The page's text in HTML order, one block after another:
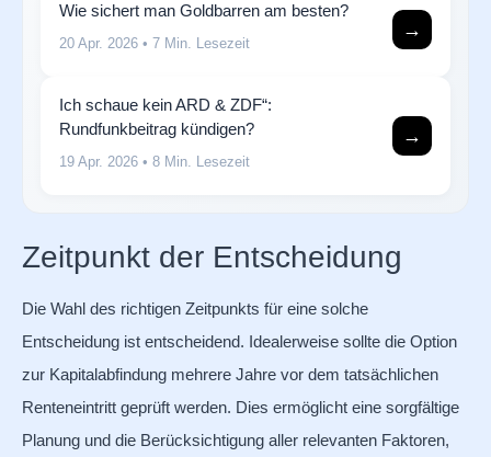
Wie sichert man Goldbarren am besten?
20 Apr. 2026 • 7 Min. Lesezeit
→
Ich schaue kein ARD & ZDF“:
Rundfunkbeitrag kündigen?
19 Apr. 2026 • 8 Min. Lesezeit
→
Zeitpunkt der Entscheidung
Die Wahl des richtigen Zeitpunkts für eine solche
Entscheidung ist entscheidend. Idealerweise sollte die Option
zur Kapitalabfindung mehrere Jahre vor dem tatsächlichen
Renteneintritt geprüft werden. Dies ermöglicht eine sorgfältige
Planung und die Berücksichtigung aller relevanten Faktoren,